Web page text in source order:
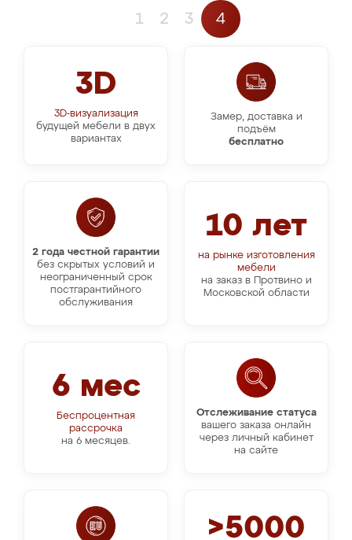
1 2 3 4
3D
3D-визуализация
будущей мебели в двух
вариантах
Замер, доставка и
подъём
бесплатно
10 лет
на рынке изготовления
мебели
на заказ в Протвино и
Московской области
2 года честной гарантии
без скрытых условий и
неограниченный срок
постгарантийного
обслуживания
Отслеживание статуса
вашего заказа онлайн
через личный кабинет
на сайте
6 мес
Беспроцентная
рассрочка
на 6 месяцев.
>5000